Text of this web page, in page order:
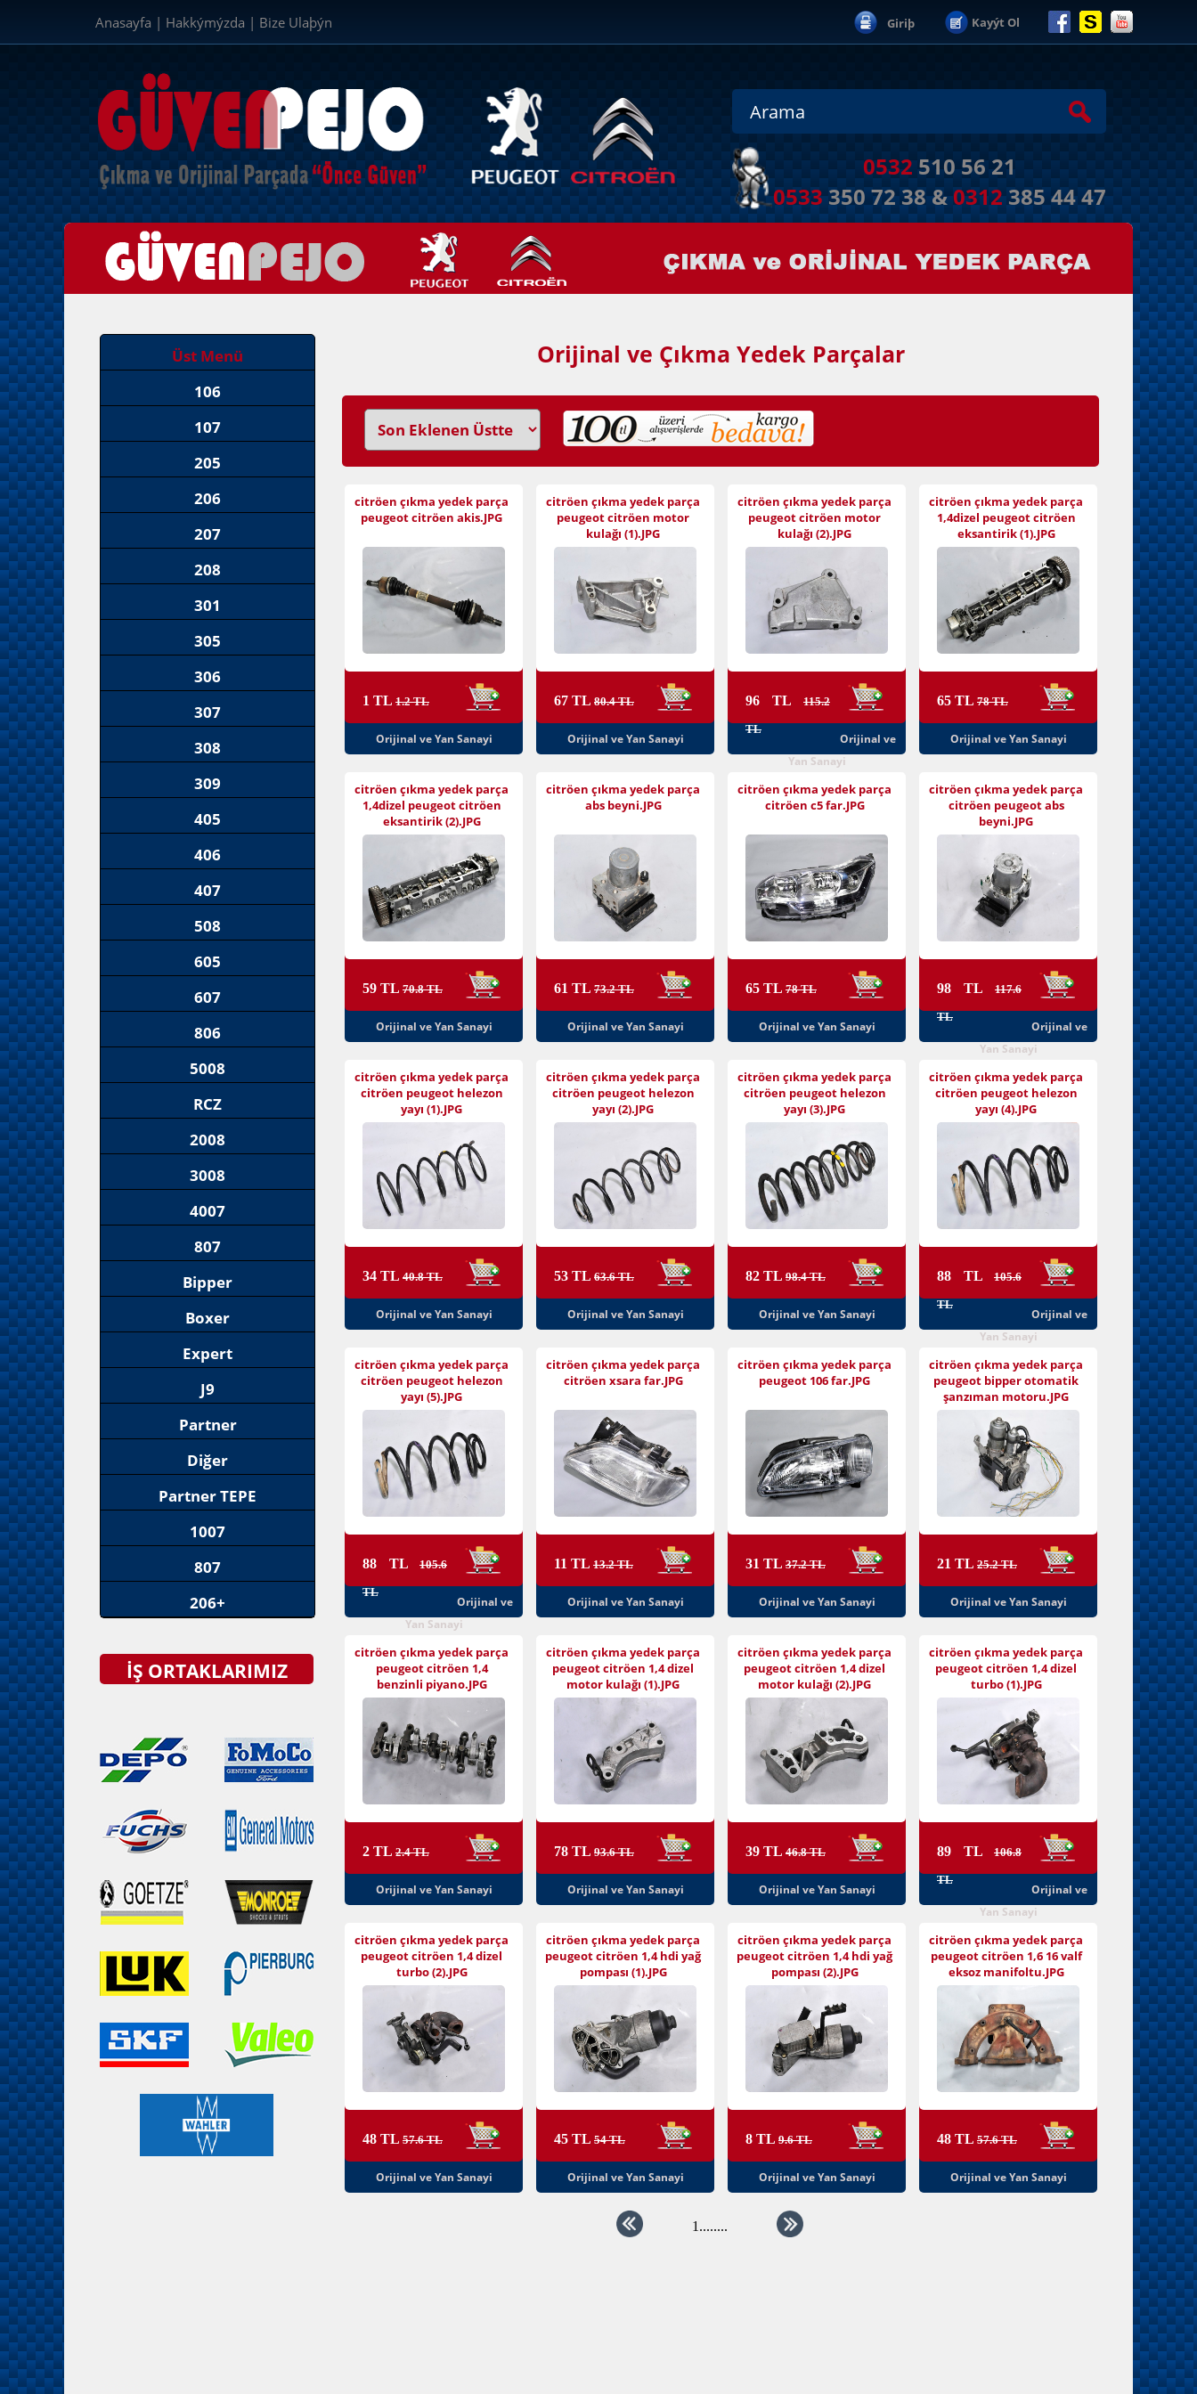
Anasayfa | Hakkýmýzda | Bize Ulaþýn Giriþ
0532 510 56 21
0533350 72 38 &0312385 44 47
Üst Menü
106
107
205
206
207
208
301
305
306
307
308
309
405
406
407
508
605
607
806
5008
RCZ
2008
3008
4007
807
Bipper
Boxer
Expert
J9
Partner
Diğer
Partner TEPE
1007
807
206+
İŞ ORTAKLARIMIZ
Orijinal ve Çıkma Yedek Parçalar
citröen çıkma yedek parça
peugeot citröen akis.JPG
1 TL 1.2 TL
Orijinal ve Yan Sanayi
citröen çıkma yedek parça
peugeot citröen motor
kulağı (1).JPG
67 TL 80.4 TL
Orijinal ve Yan Sanayi
citröen çıkma yedek parça
peugeot citröen motor
kulağı (2).JPG
96 TL 115.2
TL
Orijinal ve
Yan Sanayi
citröen çıkma yedek parça
1,4dizel peugeot citröen
eksantirik (1).JPG
65 TL 78 TL
Orijinal ve Yan Sanayi
citröen çıkma yedek parça
1,4dizel peugeot citröen
eksantirik (2).JPG
59 TL 70.8 TL
Orijinal ve Yan Sanayi
citröen çıkma yedek parça
abs beyni.JPG
61 TL 73.2 TL
Orijinal ve Yan Sanayi
citröen çıkma yedek parça
citröen c5 far.JPG
65 TL 78 TL
Orijinal ve Yan Sanayi
citröen çıkma yedek parça
citröen peugeot abs
beyni.JPG
98 TL 117.6
TL
Orijinal ve
Yan Sanayi
citröen çıkma yedek parça
citröen peugeot helezon
yayı (1).JPG
34 TL 40.8 TL
Orijinal ve Yan Sanayi
citröen çıkma yedek parça
citröen peugeot helezon
yayı (2).JPG
53 TL 63.6 TL
Orijinal ve Yan Sanayi
citröen çıkma yedek parça
citröen peugeot helezon
yayı (3).JPG
82 TL 98.4 TL
Orijinal ve Yan Sanayi
citröen çıkma yedek parça
citröen peugeot helezon
yayı (4).JPG
88 TL 105.6
TL
Orijinal ve
Yan Sanayi
citröen çıkma yedek parça
citröen peugeot helezon
yayı (5).JPG
88 TL 105.6
TL
Orijinal ve
Yan Sanayi
citröen çıkma yedek parça
citröen xsara far.JPG
11 TL 13.2 TL
Orijinal ve Yan Sanayi
citröen çıkma yedek parça
peugeot 106 far.JPG
31 TL 37.2 TL
Orijinal ve Yan Sanayi
citröen çıkma yedek parça
peugeot bipper otomatik
şanzıman motoru.JPG
21 TL 25.2 TL
Orijinal ve Yan Sanayi
citröen çıkma yedek parça
peugeot citröen 1,4
benzinli piyano.JPG
2 TL 2.4 TL
Orijinal ve Yan Sanayi
citröen çıkma yedek parça
peugeot citröen 1,4 dizel
motor kulağı (1).JPG
78 TL 93.6 TL
Orijinal ve Yan Sanayi
citröen çıkma yedek parça
peugeot citröen 1,4 dizel
motor kulağı (2).JPG
39 TL 46.8 TL
Orijinal ve Yan Sanayi
citröen çıkma yedek parça
peugeot citröen 1,4 dizel
turbo (1).JPG
89 TL 106.8
TL
Orijinal ve
Yan Sanayi
citröen çıkma yedek parça
peugeot citröen 1,4 dizel
turbo (2).JPG
48 TL 57.6 TL
Orijinal ve Yan Sanayi
citröen çıkma yedek parça
peugeot citröen 1,4 hdi yağ
pompası (1).JPG
45 TL 54 TL
Orijinal ve Yan Sanayi
citröen çıkma yedek parça
peugeot citröen 1,4 hdi yağ
pompası (2).JPG
8 TL 9.6 TL
Orijinal ve Yan Sanayi
citröen çıkma yedek parça
peugeot citröen 1,6 16 valf
eksoz manifoltu.JPG
48 TL 57.6 TL
Orijinal ve Yan Sanayi
1 ........